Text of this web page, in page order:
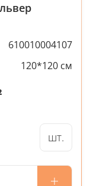
610010004107
120*120 см
шт.